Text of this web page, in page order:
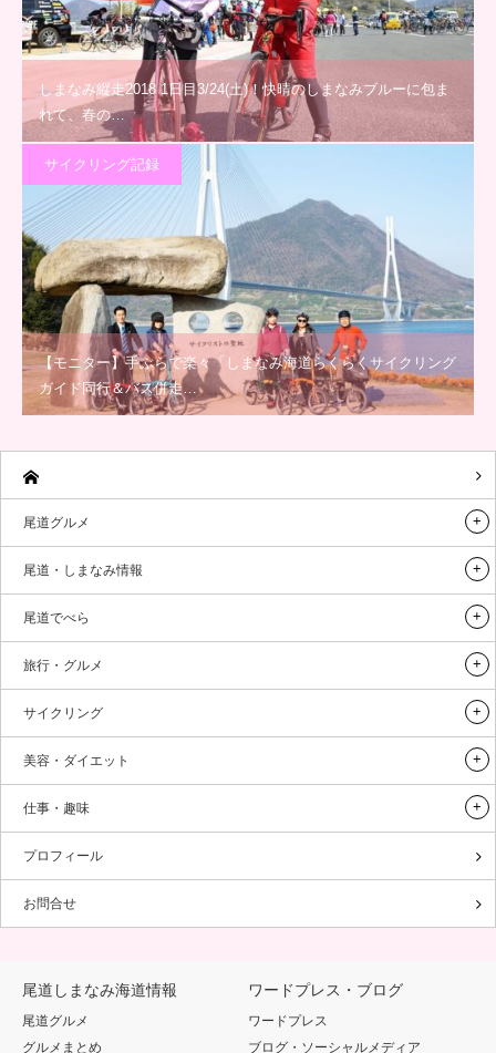
しまなみ縦走2018 1日目3/24(土)！快晴のしまなみブルーに包ま
れて、春の…
サイクリング記録
【モニター】手ぶらで楽々「しまなみ海道らくらくサイクリング
ガイド同行＆バス併走…
尾道グルメ
尾道・しまなみ情報
尾道でべら
旅行・グルメ
サイクリング
美容・ダイエット
仕事・趣味
プロフィール
お問合せ
尾道しまなみ海道情報
尾道グルメ
グルメまとめ
ワードプレス・ブログ
ワードプレス
ブログ・ソーシャルメディア